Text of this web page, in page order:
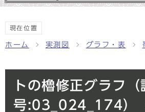
現在位置
ホーム 実測図 グラフ・表
トの櫓修正グラフ（
号:03_024_174）